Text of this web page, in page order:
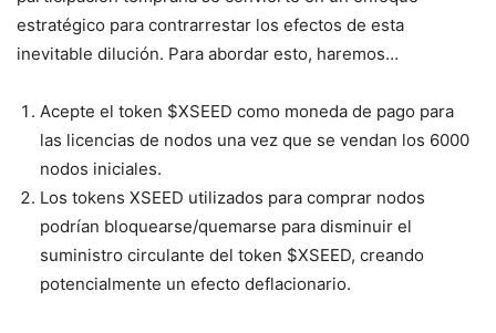
estratégico para contrarrestar los efectos de esta
inevitable dilución. Para abordar esto, haremos…
Acepte el token $XSEED como moneda de pago para
las licencias de nodos una vez que se vendan los 6000
nodos iniciales.
Los tokens XSEED utilizados para comprar nodos
podrían bloquearse/quemarse para disminuir el
suministro circulante del token $XSEED, creando
potencialmente un efecto deflacionario.